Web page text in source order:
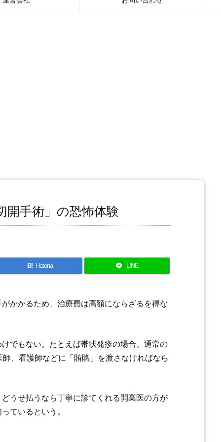
開手術」の恐怖体験
B! Hatena LINE
かかるため、治療費は高額にならざるを得な
でもない。たとえば帯状発疹の場合、通常の
、看護師などに「賄賂」を渡さなければなら
うせ払うなら丁寧に診てくれる開業医の方が
ているという。